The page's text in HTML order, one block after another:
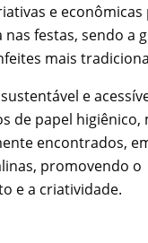
e econômicas
nas festas, sendo a
mais
e
de papel higiênico,
encontrados,
promovendo o
e a criatividade.